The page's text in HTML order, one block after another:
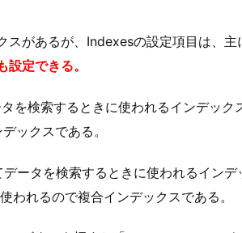
があるが、Indexesの設定項目は、
定できる。
を検索するときに使われるインデック
ックスである。
ータを検索するときに使われるインデ
れるので複合インデックスである。